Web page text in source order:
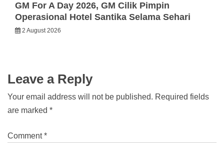
GM For A Day 2026, GM Cilik Pimpin
Operasional Hotel Santika Selama Sehari
2 August 2026
Leave a Reply
Your email address will not be published. Required fields
are marked *
Comment*